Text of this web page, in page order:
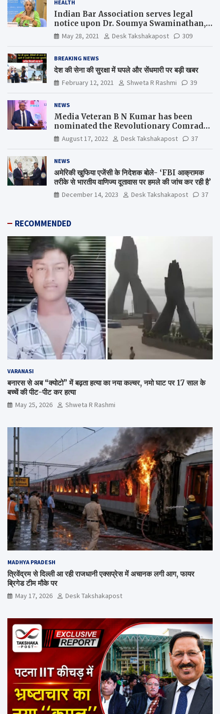
HEALTH
Indian Bar Association serves legal
notice upon Dr. Soumya Swaminathan,
the Chief Scientist, WHO
May 28, 2021 Desk Takshakapost 309
BREAKING NEWS
देश की सेना की सुरक्षा में घपले और सेंधमारी पर बड़ी खबर
February 12, 2021 Shweta R Rashmi 39
NEWS
Media Veteran B N Kumar has been
nominated the Revolutionary Comrade
Shiv Varma Media Award 2022-23
August 17, 2022 Desk Takshakapost 37
NEWS
अमेरिकी खुफिया एजेंसी के निदेशक बोले- ‘FBI आक्रामक
तरीके से भारतीय वाणिज्य दूतावास पर हमले की जांच कर रही है’
December 14, 2023 Desk Takshakapost 37
RECOMMENDED
VARANASI
बनारस से अब “क्योटो” में बढ़ता हत्या का नया कल्चर, नमो घाट पर 17 साल के
बच्चें की पीट-पीट कर हत्या
May 25, 2026 Shweta R Rashmi
MADHYA PRADESH
त्रिवेंद्रम से दिल्ली आ रही राजधानी एक्सप्रेस में अचानक लगी आग, फायर
ब्रिगेड टीम मौके पर
May 17, 2026 Desk Takshakapost